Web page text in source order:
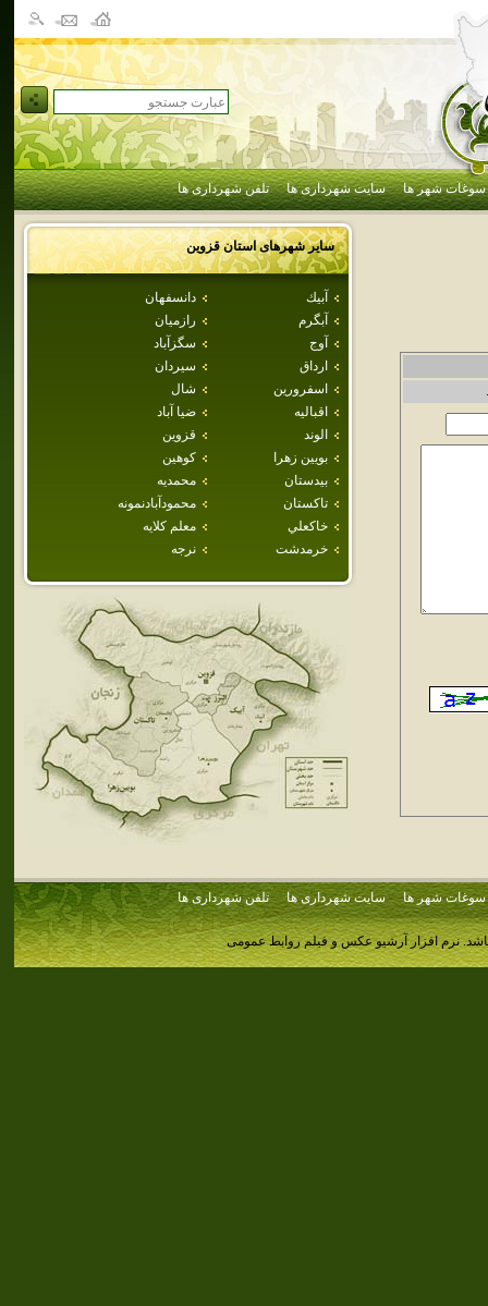
سوغات شهر ها سایت شهرداری ها تلفن شهرداری ها
سایر شهرهای استانقزوين
آبيك
دانسفهان
آبگرم
رازميان
آوج
سگزآباد
ارداق
سيردان
اسفرورين
شال
اقباليه
ضيا آباد
الوند
قزوين
بويين زهرا
كوهين
بيدستان
محمديه
تاكستان
محمودآبادنمونه
خاكعلي
معلم كلايه
خرمدشت
نرجه
سوغات شهر ها سایت شهرداری ها تلفن شهرداری ها
نرم افزار آرشیو عکس و فیلم روابط عمومی